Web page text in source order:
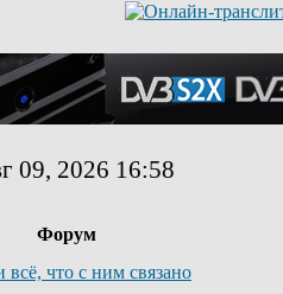
09, 2026 16:58
Форум
что с ним связано